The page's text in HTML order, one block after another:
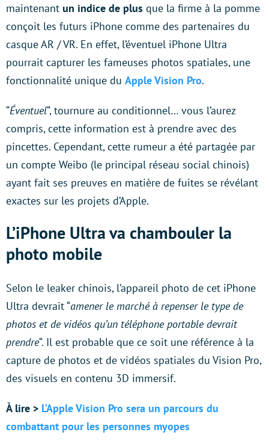
maintenant un indice de plus que la firme à la pomme
conçoit les futurs iPhone comme des partenaires du
casque AR / VR. En effet, l’éventuel iPhone Ultra
pourrait capturer les fameuses photos spatiales, une
fonctionnalité unique du Apple Vision Pro.
“Éventuel“, tournure au conditionnel… vous l’aurez
compris, cette information est à prendre avec des
pincettes. Cependant, cette rumeur a été partagée par
un compte Weibo (le principal réseau social chinois)
ayant fait ses preuves en matière de fuites se révélant
exactes sur les projets d’Apple.
L’iPhone Ultra va chambouler la
photo mobile
Selon le leaker chinois, l’appareil photo de cet iPhone
Ultra devrait “amener le marché à repenser le type de
photos et de vidéos qu’un téléphone portable devrait
prendre“. Il est probable que ce soit une référence à la
capture de photos et de vidéos spatiales du Vision Pro,
des visuels en contenu 3D immersif.
À lire > L’Apple Vision Pro sera un parcours du
combattant pour les personnes myopes